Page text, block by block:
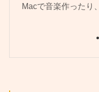
Macで音楽作ったり